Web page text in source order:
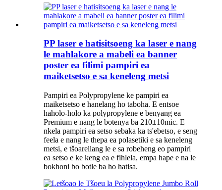
PP laser e hatisitsoeng ka laser e nang
le mahlakore a mabeli ea banner
poster ea filimi pampiri ea
maiketsetso e sa keneleng metsi
Pampiri ea Polypropylene ke pampiri ea
maiketsetso e hanelang ho taboha. E entsoe
haholo-holo ka polypropylene e benyang ea
Premium e nang le botenya ba 210±10mic. E
nkela pampiri ea setso sebaka ka ts'ebetso, e seng
feela e nang le thepa ea polasetiki e sa keneleng
metsi, e tšoarellang le e sa robeheng eo pampiri
ea setso e ke keng ea e fihlela, empa hape e na le
bokhoni bo botle ba ho hatisa.